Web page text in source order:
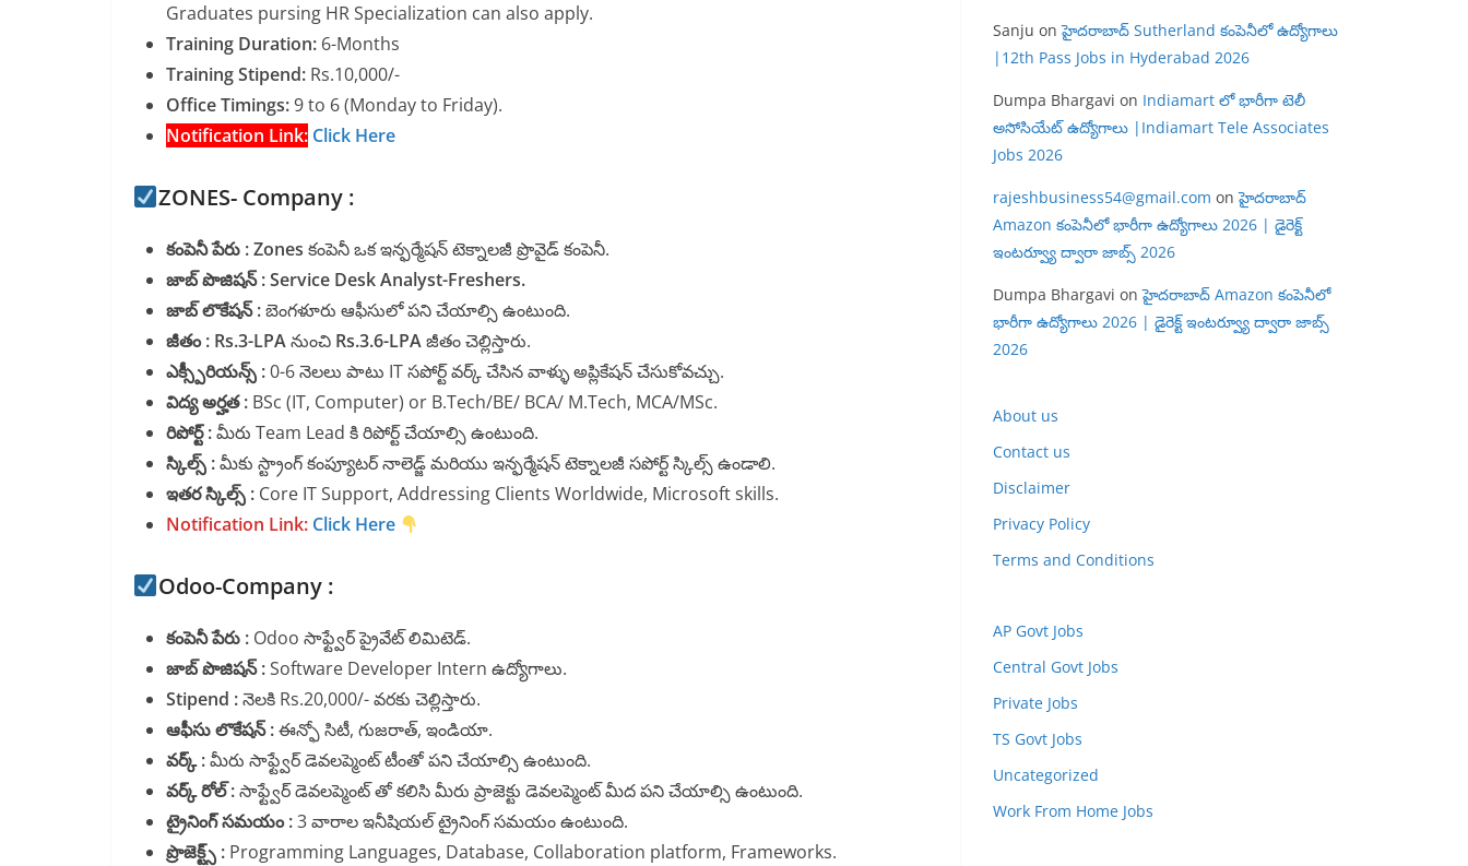
Graduates pursing HR Specialization can also apply.
Training Duration: 6-Months
Training Stipend: Rs.10,000/-
Office Timings:9 to 6 (Monday to Friday).
Notification Link: Click Here
ZONES- Company :
కంపెనీ పేరు : Zones కంపెనీ ఒక ఇన్ఫర్మేషన్ టెక్నాలజీ ప్రొవైడ్ కంపెనీ.
జాబ్ పొజిషన్ : Service Desk Analyst-Freshers.
జాబ్ లొకేషన్ :బెంగళూరు ఆఫీసులో పని చేయాల్సి ఉంటుంది.
జీతం : Rs.3-LPAనుంచి Rs.3.6-LPAజీతం చెల్లిస్తారు.
ఎక్స్పీరియన్స్ :0-6 నెలలు పాటు IT సపోర్ట్ వర్క్ చేసిన వాళ్ళు అప్లికేషన్ చేసుకోవచ్చు.
విద్య అర్హత : BSc (IT, Computer) or B.Tech/BE/ BCA/ M.Tech, MCA/MSc.
రిపోర్ట్ :మీరు Team Lead కి రిపోర్ట్ చేయాల్సి ఉంటుంది.
స్కిల్స్ :మీకు స్ట్రాంగ్ కంప్యూటర్ నాలెడ్జ్ మరియు ఇన్ఫర్మేషన్ టెక్నాలజీ సపోర్ట్ స్కిల్స్ ఉండాలి.
ఇతర స్కిల్స్ : Core IT Support, Addressing Clients Worldwide, Microsoft skills.
Notification Link: Click Here
Odoo-Company :
కంపెనీ పేరు : Odoo సాఫ్ట్వేర్ ప్రైవేట్ లిమిటెడ్.
జాబ్ పొజిషన్ :Software Developer Intern ఉద్యోగాలు.
Stipend :నెలకి Rs.20,000/- వరకు చెల్లిస్తారు.
ఆఫీసు లొకేషన్ :ఈన్ఫో సిటీ, గుజరాత్, ఇండియా.
వర్క్ :మీరు సాఫ్ట్వేర్ డెవలప్మెంట్ టీంతో పని చేయాల్సి ఉంటుంది.
వర్క్ రోల్ :సాఫ్ట్వేర్ డెవలప్మెంట్ తో కలిసి మీరు ప్రాజెక్టు డెవలప్మెంట్ మీద పని చేయాల్సి ఉంటుంది.
ట్రైనింగ్ సమయం :3 వారాల ఇనీషియల్ ట్రైనింగ్ సమయం ఉంటుంది.
ప్రొజెక్ట్స్ : Programming Languages, Database, Collaboration platform, Frameworks.
Sanju onహైదరాబాద్ Sutherland కంపెనీలో ఉద్యోగాలు
|12th Pass Jobs in Hyderabad 2026
Dumpa Bhargavi on Indiamart లో భారీగా టెలీ
అసోసియేట్ ఉద్యోగాలు |Indiamart Tele Associates
Jobs 2026
rajeshbusiness54@gmail.com onహైదరాబాద్
Amazon కంపెనీలో భారీగా ఉద్యోగాలు 2026 | డైరెక్ట్
ఇంటర్వ్యూ ద్వారా జాబ్స్ 2026
Dumpa Bhargavi onహైదరాబాద్ Amazon కంపెనీలో
భారీగా ఉద్యోగాలు 2026 | డైరెక్ట్ ఇంటర్వ్యూ ద్వారా జాబ్స్
2026
About us
Contact us
Disclaimer
Privacy Policy
Terms and Conditions
AP Govt Jobs
Central Govt Jobs
Private Jobs
TS Govt Jobs
Uncategorized
Work From Home Jobs